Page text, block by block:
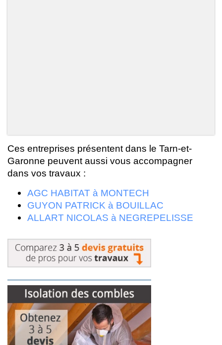
Ces entreprises présentent dans le Tarn-et-
Garonne peuvent aussi vous accompagner
dans vos travaux :
AGC HABITAT à MONTECH
GUYON PATRICK à BOUILLAC
ALLART NICOLAS à NEGREPELISSE